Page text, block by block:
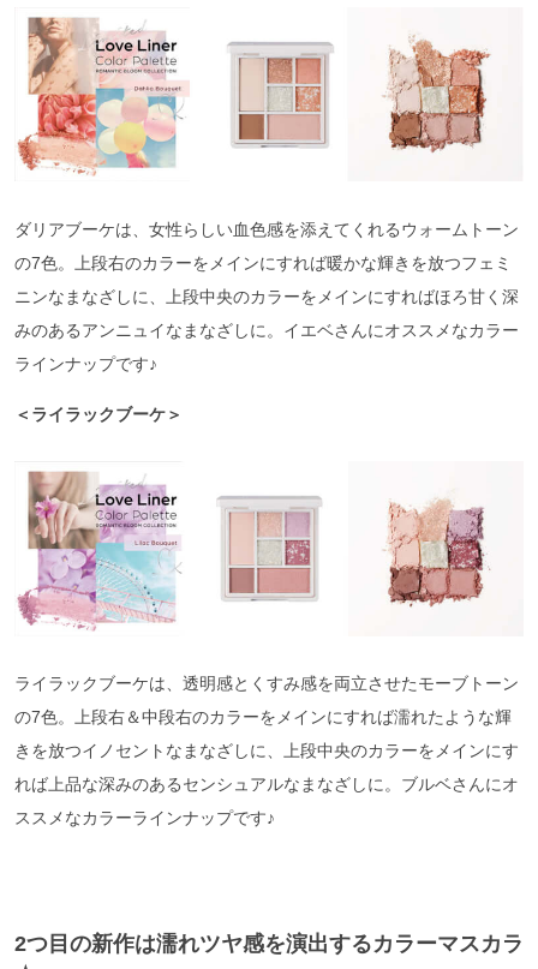
ダリアブーケは、女性らしい血色感を添えてくれるウォームトーン
の7色。上段右のカラーをメインにすれば暖かな輝きを放つフェミ
ニンなまなざしに、上段中央のカラーをメインにすればほろ甘く深
みのあるアンニュイなまなざしに。イエベさんにオススメなカラー
ラインナップです♪
＜ライラックブーケ＞
ライラックブーケは、透明感とくすみ感を両立させたモーブトーン
の7色。上段右＆中段右のカラーをメインにすれば濡れたような輝
きを放つイノセントなまなざしに、上段中央のカラーをメインにす
れば上品な深みのあるセンシュアルなまなざしに。ブルベさんにオ
ススメなカラーラインナップです♪
2つ目の新作は濡れツヤ感を演出するカラーマスカラ